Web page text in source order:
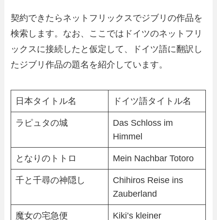
契約できたらネットフリックスでジブリの作品を
検索します。なお、ここではドイツのネットフリ
ックスに接続したと仮定して、ドイツ語に翻訳し
たジブリ作品の題名を紹介しています。
日本タイトル名 ドイツ語タイトル名
ラピュタの城
Das Schloss im
Himmel
となりのトトロ Mein Nachbar Totoro
千と千尋の神隠し
Chihiros Reise ins
Zauberland
魔女の宅急便 Kiki’s kleiner